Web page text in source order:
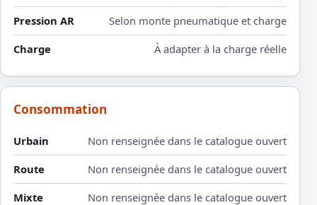
Pression AR
Selon monte pneumatique et charge
Charge
À adapter à la charge réelle
Consommation
Urbain
Non renseignée dans le catalogue ouvert
Route
Non renseignée dans le catalogue ouvert
Mixte
Non renseignée dans le catalogue ouvert